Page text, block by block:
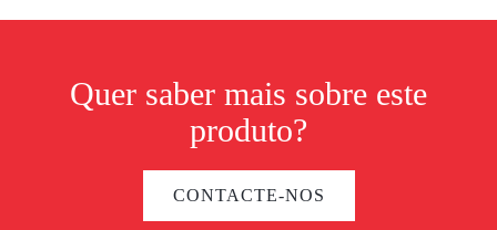
Quer saber mais sobre este
produto?
CONTACTE-NOS